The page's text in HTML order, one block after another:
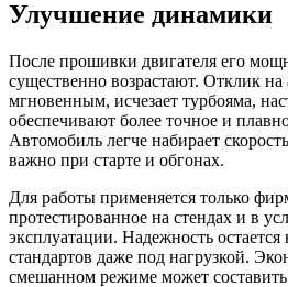
Улучшение динамики
После прошивки двигателя его
существенно возрастают. Отклик на
мгновенным, исчезает турбояма,
обеспечивают более точное и
Автомобиль легче набирает
важно при старте и обгонах.
Для работы применяется только
протестированное на стендах и в
эксплуатации. Надежность остается
стандартов даже под нагрузкой.
смешанном режиме может